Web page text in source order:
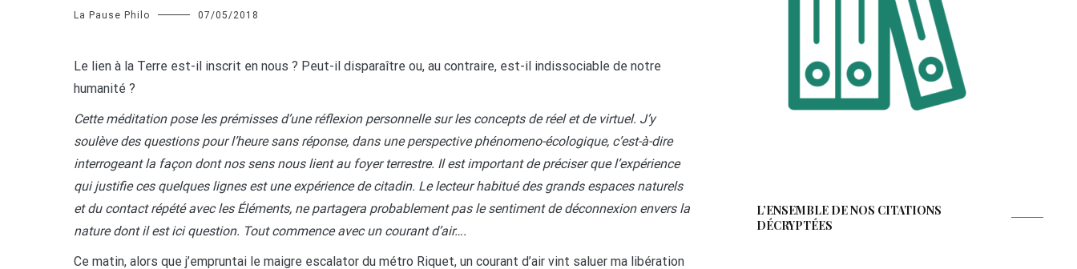
La Pause Philo 07/05/2018
Le lien à la Terre est-il inscrit en nous ? Peut-il disparaître ou, au contraire, est-il indissociable de notre
humanité ?
Cette méditation pose les prémisses d’une réflexion personnelle sur les concepts de réel et de virtuel. J’y
soulève des questions pour l’heure sans réponse, dans une perspective phénomeno-écologique, c’est-à-dire
interrogeant la façon dont nos sens nous lient au foyer terrestre. Il est important de préciser que l’expérience
qui justifie ces quelques lignes est une expérience de citadin. Le lecteur habitué des grands espaces naturels
et du contact répété avec les Éléments, ne partagera probablement pas le sentiment de déconnexion envers la
nature dont il est ici question. Tout commence avec un courant d’air….
Ce matin, alors que j’empruntai le maigre escalator du métro Riquet, un courant d’air vint saluer ma libération
L’ENSEMBLE DE NOS CITATIONS
DÉCRYPTÉES